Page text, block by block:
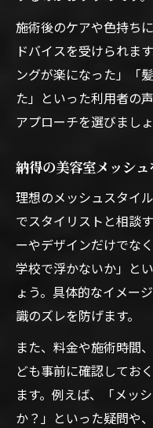
施術後のケアや色持ち
ドバイスを受けられま
ングが楽になった」「
た」といった利用者の
アプローチを選びましょ
納得の美容室メッシ
理想のメッシュスタイ
でスタイリストと相談
ーやデザインだけでな
学校で浮かないか」と
ょう。具体的なイメー
識のズレを防げます。
また、料金や施術時間
ども事前に確認してお
ます。例えば、「メッ
か？」といった疑問や